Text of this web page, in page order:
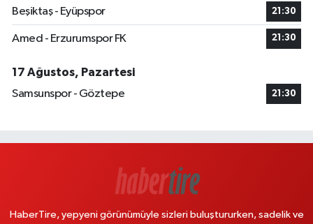
Beşiktaş - Eyüpspor 21:30
Amed - Erzurumspor FK 21:30
17 Ağustos, Pazartesi
Samsunspor - Göztepe
21:30
HaberTire, yepyeni görünümüyle sizleri buluştururken, sadelik ve